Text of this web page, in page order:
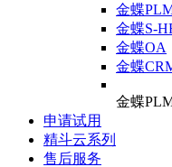
金蝶
金蝶S-
金蝶OA
金蝶
金蝶
申请试用
精斗云系列
售后服务